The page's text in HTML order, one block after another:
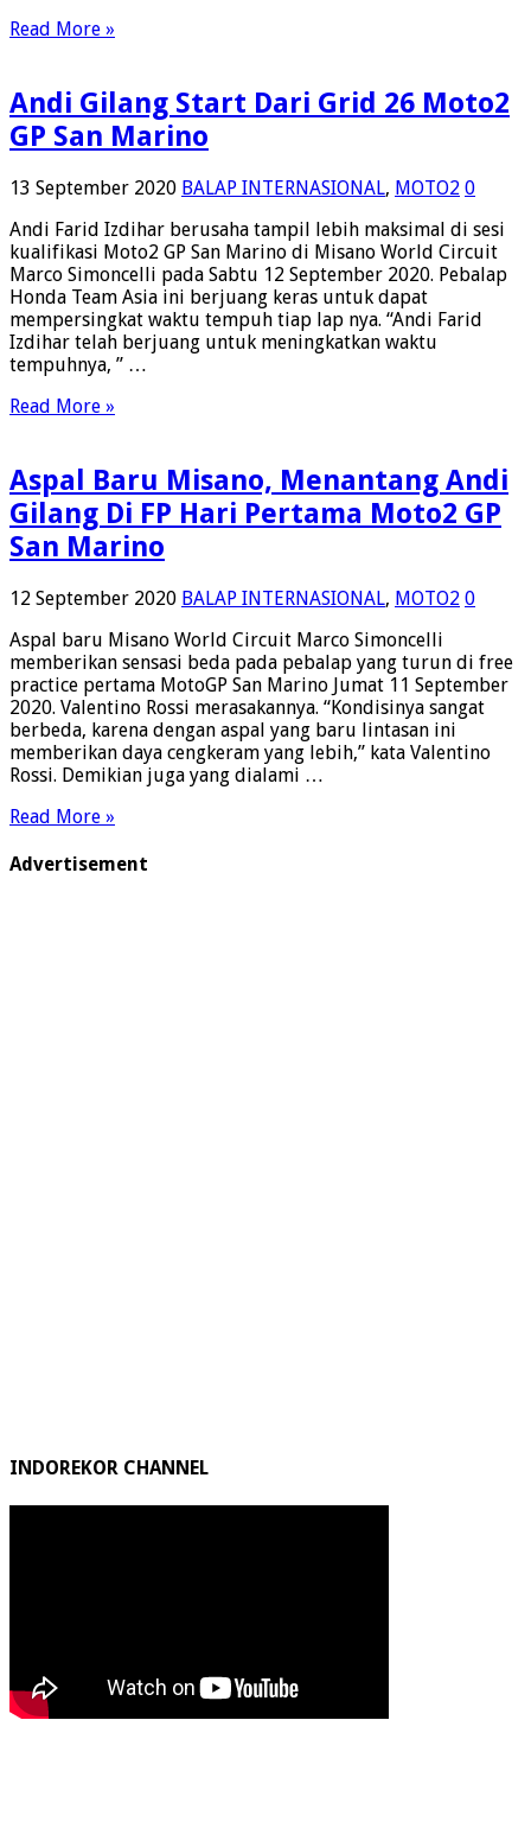
Read More »
Andi Gilang Start Dari Grid 26 Moto2
GP San Marino
13 September 2020 BALAP INTERNASIONAL, MOTO2 0
Andi Farid Izdihar berusaha tampil lebih maksimal di sesi
kualifikasi Moto2 GP San Marino di Misano World Circuit
Marco Simoncelli pada Sabtu 12 September 2020. Pebalap
Honda Team Asia ini berjuang keras untuk dapat
mempersingkat waktu tempuh tiap lap nya. “Andi Farid
Izdihar telah berjuang untuk meningkatkan waktu
tempuhnya, ” …
Read More »
Aspal Baru Misano, Menantang Andi
Gilang Di FP Hari Pertama Moto2 GP
San Marino
12 September 2020 BALAP INTERNASIONAL, MOTO2 0
Aspal baru Misano World Circuit Marco Simoncelli
memberikan sensasi beda pada pebalap yang turun di free
practice pertama MotoGP San Marino Jumat 11 September
2020. Valentino Rossi merasakannya. “Kondisinya sangat
berbeda, karena dengan aspal yang baru lintasan ini
memberikan daya cengkeram yang lebih,” kata Valentino
Rossi. Demikian juga yang dialami …
Read More »
Advertisement
INDOREKOR CHANNEL